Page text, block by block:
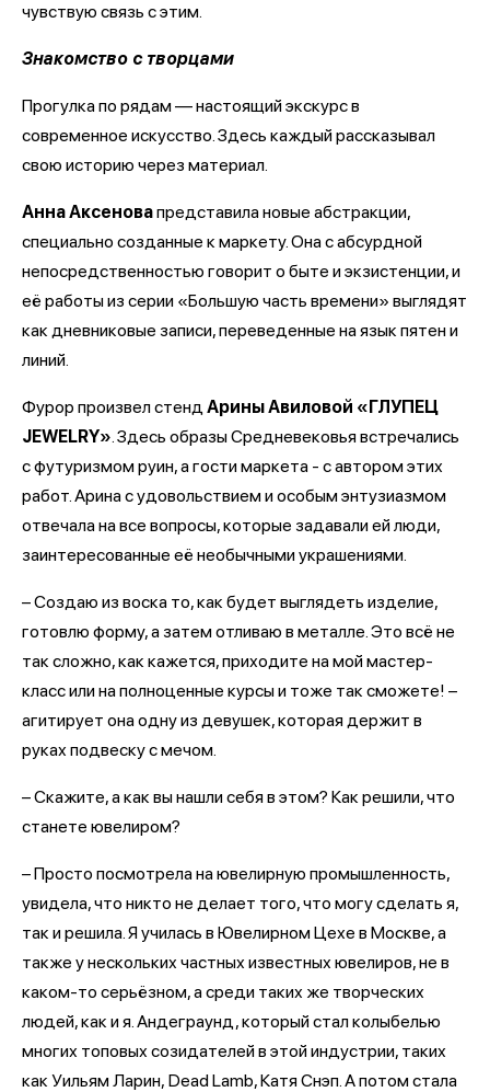
чувствую связь с этим.
Знакомство с творцами
Прогулка по рядам — настоящий экскурс в
современное искусство. Здесь каждый рассказывал
свою историю через материал.
Анна Аксеновапредставила новые абстракции,
специально созданные к маркету. Она с абсурдной
непосредственностью говорит о быте и экзистенции, и
её работы из серии «Большую часть времени» выглядят
как дневниковые записи, переведенные на язык пятен и
линий.
Фурор произвел стендАрины Авиловой «ГЛУПЕЦ
JEWELRY». Здесь образы Средневековья встречались
с футуризмом руин, а гости маркета - с автором этих
работ. Арина с удовольствием и особым энтузиазмом
отвечала на все вопросы, которые задавали ей люди,
заинтересованные её необычными украшениями.
– Создаю из воска то, как будет выглядеть изделие,
готовлю форму, а затем отливаю в металле. Это всё не
так сложно, как кажется, приходите на мой мастер-
класс или на полноценные курсы и тоже так сможете! –
агитирует она одну из девушек, которая держит в
руках подвеску с мечом.
– Скажите, а как вы нашли себя в этом? Как решили, что
станете ювелиром?
– Просто посмотрела на ювелирную промышленность,
увидела, что никто не делает того, что могу сделать я,
так и решила. Я училась в Ювелирном Цехе в Москве, а
также у нескольких частных известных ювелиров, не в
каком-то серьёзном, а среди таких же творческих
людей, как и я. Андеграунд, который стал колыбелью
многих топовых созидателей в этой индустрии, таких
как Уильям Ларин, Dead Lamb, Катя Снэп. А потом стала